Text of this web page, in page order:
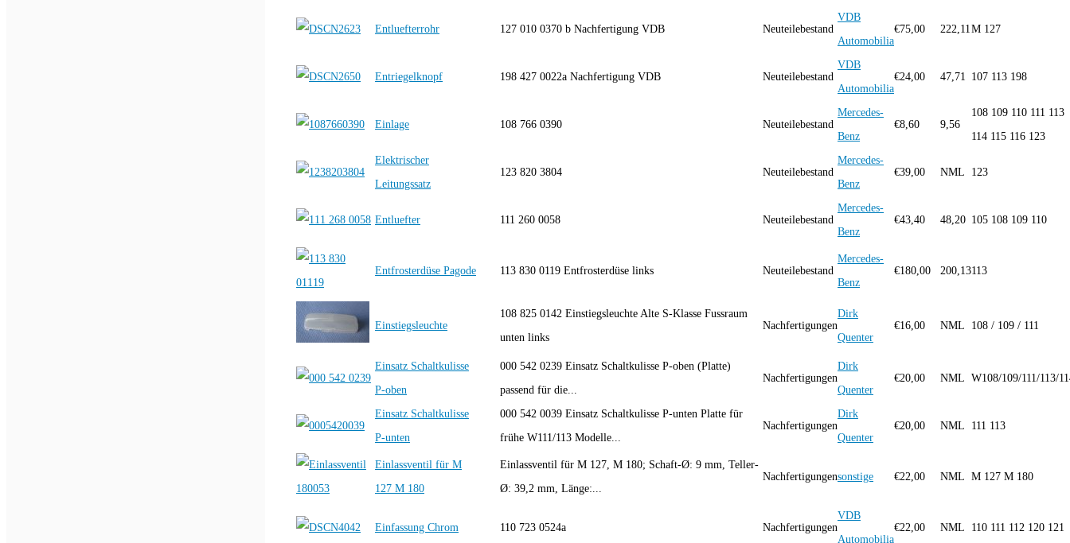
Entluefterrohr 127 010 0370 b Nachfertigung VDB Neuteilebestand
VDB
Automobilia
€75,00 222,11M 127
Entriegelknopf 198 427 0022a Nachfertigung VDB Neuteilebestand
VDB
Automobilia
€24,00 47,71 107 113 198
Einlage 108 766 0390 Neuteilebestand
Mercedes-
Benz
€8,60 9,56
108 109 110 111 113
114 115 116 123
Elektrischer
Leitungssatz
123 820 3804 Neuteilebestand
Mercedes-
Benz
€39,00 NML 123
Entluefter 111 260 0058 Neuteilebestand
Mercedes-
Benz
€43,40 48,20 105 108 109 110
Entfrosterdüse Pagode 113 830 0119 Entfrosterdüse links Neuteilebestand
Mercedes-
Benz
€180,00 200,13113
Einstiegsleuchte
108 825 0142 Einstiegsleuchte Alte S-Klasse Fussraum
unten links
Nachfertigungen
Dirk
Quenter
€16,00 NML 108 / 109 / 111
Einsatz Schaltkulisse
P-oben
000 542 0239 Einsatz Schaltkulisse P-oben (Platte)
passend für die...
Nachfertigungen
Dirk
Quenter
€20,00 NML W108/109/111/113/
Einsatz Schaltkulisse
P-unten
000 542 0039 Einsatz Schaltkulisse P-unten Platte für
frühe W111/113 Modelle...
Nachfertigungen
Dirk
Quenter
€20,00 NML 111 113
Einlassventil für M
127 M 180
Einlassventil für M 127, M 180; Schaft-Ø: 9 mm, Teller-
Ø: 39,2 mm, Länge:...
Nachfertigungensonstige €22,00 NML M 127 M 180
Einfassung Chrom 110 723 0524a Nachfertigungen
VDB
Automobilia
€22,00 NML 110 111 112 120 121